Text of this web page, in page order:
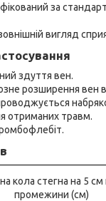
за
вигляд
здуття вен.
розширення вен в
отриманих травм.
кола стегна на 5
промежини (см)